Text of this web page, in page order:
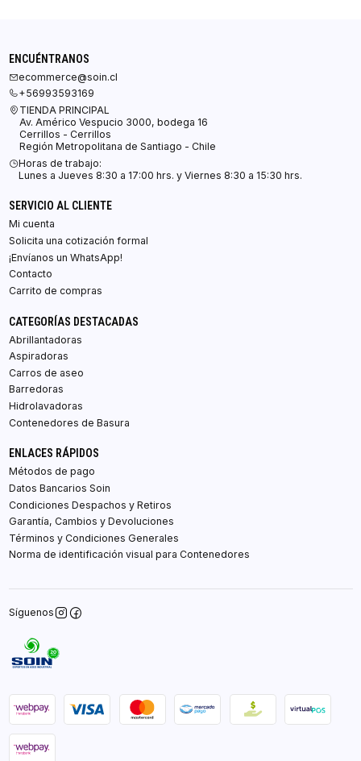
ENCUÉNTRANOS
ecommerce@soin.cl
+56993593169
TIENDA PRINCIPAL
Av. Américo Vespucio 3000, bodega 16
Cerrillos - Cerrillos
Región Metropolitana de Santiago - Chile
Horas de trabajo:
Lunes a Jueves 8:30 a 17:00 hrs. y Viernes 8:30 a 15:30 hrs.
SERVICIO AL CLIENTE
Mi cuenta
Solicita una cotización formal
¡Envíanos un WhatsApp!
Contacto
Carrito de compras
CATEGORÍAS DESTACADAS
Abrillantadoras
Aspiradoras
Carros de aseo
Barredoras
Hidrolavadoras
Contenedores de Basura
ENLACES RÁPIDOS
Métodos de pago
Datos Bancarios Soin
Condiciones Despachos y Retiros
Garantía, Cambios y Devoluciones
Términos y Condiciones Generales
Norma de identificación visual para Contenedores
Síguenos